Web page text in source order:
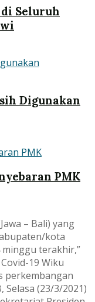
Seluruh
Digunakan
PMK
– Bali) yang
kota
terakhir,”
19 Wiku
perkembangan
Selasa (23/3/2021)